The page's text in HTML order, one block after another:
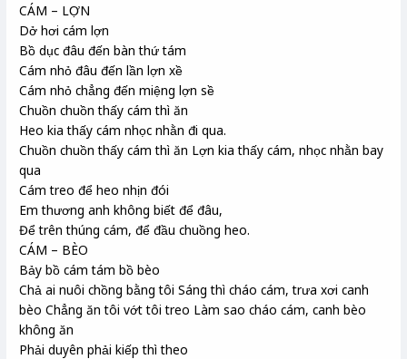
CÁM – LỢN
Dở hơi cám lợn
Bồ dục đâu đến bàn thứ tám
Cám nhỏ đâu đến lần lợn xề
Cám nhỏ chẳng đến miệng lợn sề
Chuồn chuồn thấy cám thì ăn
Heo kia thấy cám nhọc nhằn đi qua.
Chuồn chuồn thấy cám thì ăn Lợn kia thấy cám, nhọc nhằn bay
qua
Cám treo để heo nhịn đói
Em thương anh không biết để đâu,
Để trên thúng cám, để đầu chuồng heo.
CÁM – BÈO
Bảy bồ cám tám bồ bèo
Chả ai nuôi chồng bằng tôi Sáng thì cháo cám, trưa xơi canh
bèo Chẳng ăn tôi vớt tôi treo Làm sao cháo cám, canh bèo
không ăn
Phải duyên phải kiếp thì theo